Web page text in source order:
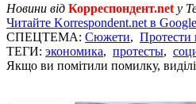
Новини від Корреспондент.net у
Читайте Korrespondent.net в
СПЕЦТЕМА: Сюжети, Протести
ТЕГИ: экономика, протесты,
Якщо ви помітили помилку,